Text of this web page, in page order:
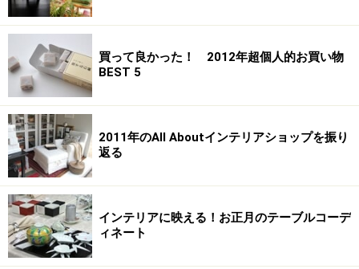
買って良かった！ 2012年超個人的お買い物
BEST 5
2011年のAll Aboutインテリアショップを振り
返る
インテリアに映える！お正月のテーブルコーデ
ィネート